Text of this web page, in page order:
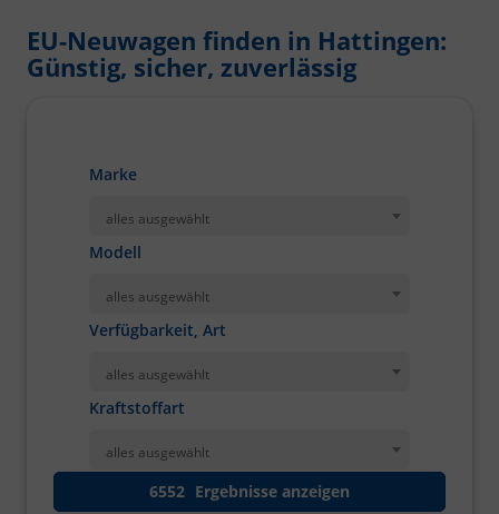
EU-Neuwagen finden in Hattingen:
Günstig, sicher, zuverlässig
Marke
alles ausgewählt
Modell
alles ausgewählt
Verfügbarkeit, Art
alles ausgewählt
Kraftstoffart
alles ausgewählt
6552 Ergebnisse anzeigen